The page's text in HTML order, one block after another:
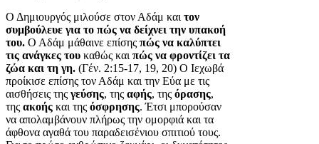
Ο Δημιουργός μιλούσε στον Αδάμ και τον
συμβούλευε για το πώς να δείχνει την υπακοή
του. Ο Αδάμ μάθαινε επίσης πώς να καλύπτει
τις ανάγκες του καθώς και πώς να φροντίζει τα
ζώα και τη γη. (Γέν. 2:15-17, 19, 20) Ο Ιεχωβά
προίκισε επίσης τον Αδάμ και την Εύα με τις
αισθήσεις της γεύσης, της αφής, της όρασης,
της ακοής και της όσφρησης. Έτσι μπορούσαν
να απολαμβάνουν πλήρως την ομορφιά και τα
άφθονα αγαθά του παραδεισένιου σπιτιού τους.